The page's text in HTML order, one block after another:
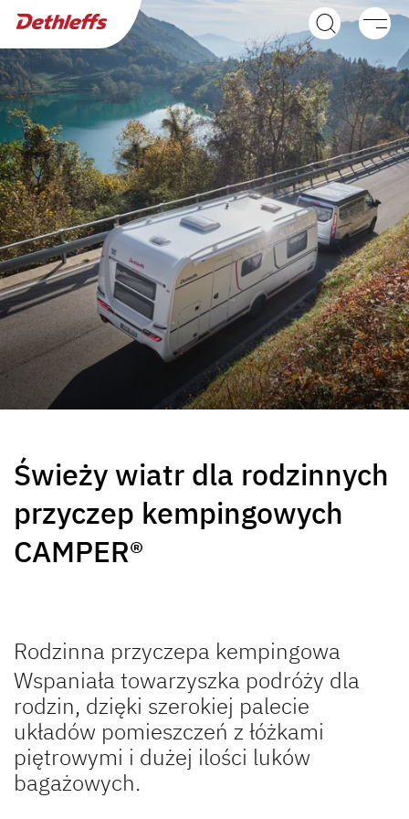
Przyczepy
NOWOŚĆ
C'JOY ACTIVE
Caravan
NOWOŚĆ
C'GO ACTIVE &
C'GO UP ACTIVE
Caravan
SUMMER EDITION
Caravan
SCANDINAVIA
NOMAD
Caravan
CAMPER
Caravan
Świeży wiatr dla rodzinnych
przyczep kempingowych
CAMPER®
Rodzinna przyczepa kempingowa
Wspaniała towarzyszka podróży dla
rodzin, dzięki szerokiej palecie
układów pomieszczeń z łóżkami
piętrowymi i dużej ilości luków
bagażowych.
Wyszukiwarka dealerów